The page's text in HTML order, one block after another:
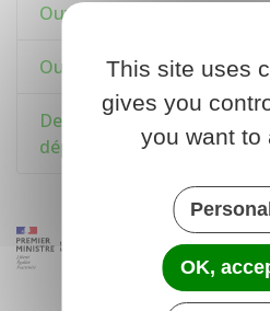
Ouvrir un commerce
Ouvrir un restaurant
Devenir brocanteur,
dépôt-vente
This site uses
gives you
you want to
OK,